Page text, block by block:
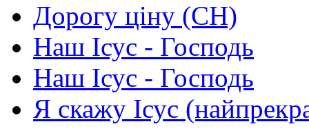
Дорогу ціну (СН)
Наш Ісус - Господь
Наш Ісус - Господь
Я скажу Ісус